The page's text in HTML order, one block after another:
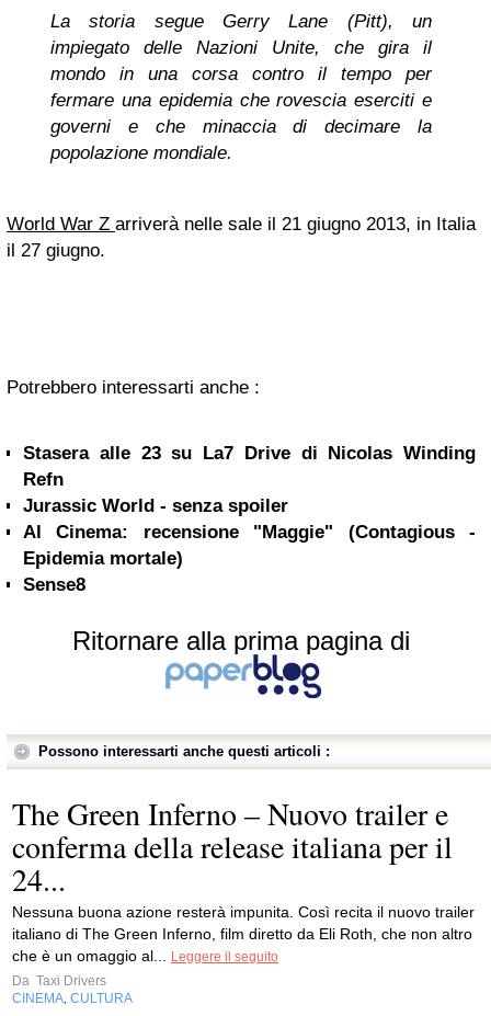
La storia segue Gerry Lane (Pitt), un
impiegato delle Nazioni Unite, che gira il
mondo in una corsa contro il tempo per
fermare una epidemia che rovescia eserciti e
governi e che minaccia di decimare la
popolazione mondiale.
World War Z arriverà nelle sale il 21 giugno 2013, in Italia
il 27 giugno.
Potrebbero interessarti anche :
Stasera alle 23 su La7 Drive di Nicolas Winding
Refn
Jurassic World - senza spoiler
Al Cinema: recensione "Maggie" (Contagious -
Epidemia mortale)
Sense8
Ritornare alla prima pagina di
Possono interessarti anche questi articoli :
The Green Inferno – Nuovo trailer e
conferma della release italiana per il
24...
Nessuna buona azione resterà impunita. Così recita il nuovo trailer
italiano di The Green Inferno, film diretto da Eli Roth, che non altro
che è un omaggio al...
Leggere il seguito
Da Taxi Drivers
CINEMA CULTURA